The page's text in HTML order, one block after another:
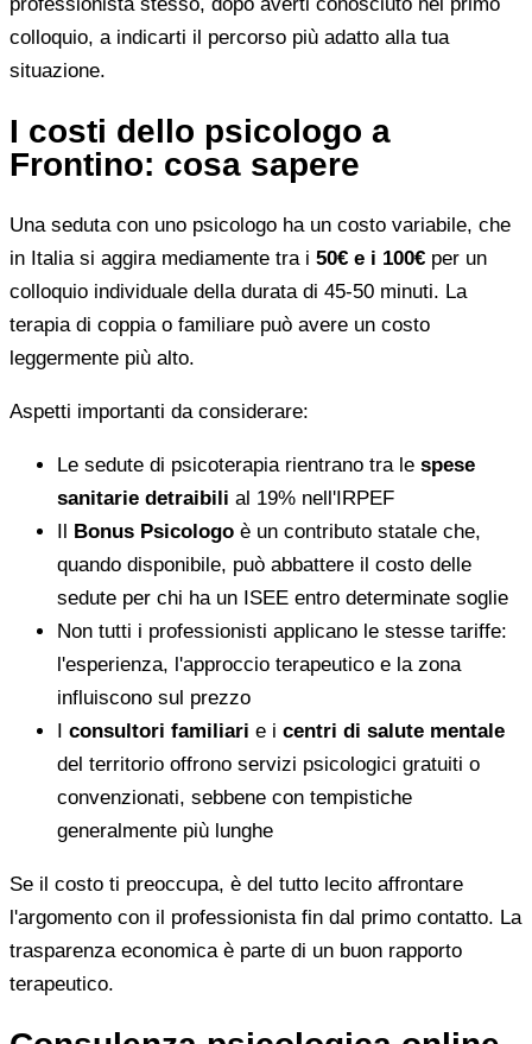
colloquio, a indicarti il percorso più adatto alla tua
situazione.
I costi dello psicologo a
Frontino: cosa sapere
Una seduta con uno psicologo ha un costo variabile, che
in Italia si aggira mediamente tra i 50€ e i 100€ per un
colloquio individuale della durata di 45-50 minuti. La
terapia di coppia o familiare può avere un costo
leggermente più alto.
Aspetti importanti da considerare:
Le sedute di psicoterapia rientrano tra le spese
sanitarie detraibili al 19% nell'IRPEF
Il Bonus Psicologo è un contributo statale che,
quando disponibile, può abbattere il costo delle
sedute per chi ha un ISEE entro determinate soglie
Non tutti i professionisti applicano le stesse tariffe:
l'esperienza, l'approccio terapeutico e la zona
influiscono sul prezzo
I consultori familiari e i centri di salute mentale
del territorio offrono servizi psicologici gratuiti o
convenzionati, sebbene con tempistiche
generalmente più lunghe
Se il costo ti preoccupa, è del tutto lecito affrontare
l'argomento con il professionista fin dal primo contatto. La
trasparenza economica è parte di un buon rapporto
terapeutico.